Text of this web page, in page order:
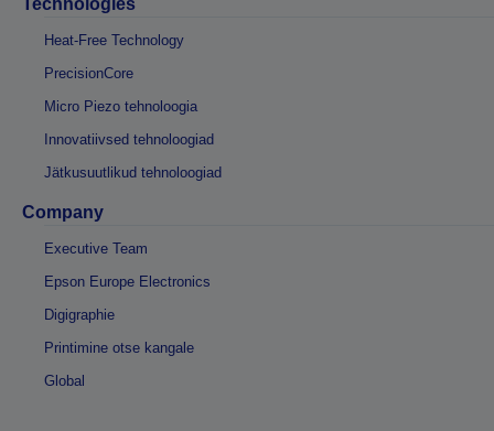
Technologies
Heat-Free Technology
PrecisionCore
Micro Piezo tehnoloogia
Innovatiivsed tehnoloogiad
Jätkusuutlikud tehnoloogiad
Company
Executive Team
Epson Europe Electronics
Digigraphie
Printimine otse kangale
Global